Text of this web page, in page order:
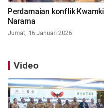
Perdamaian konflik Kwamki
Narama
Jumat, 16 Januari 2026
Video